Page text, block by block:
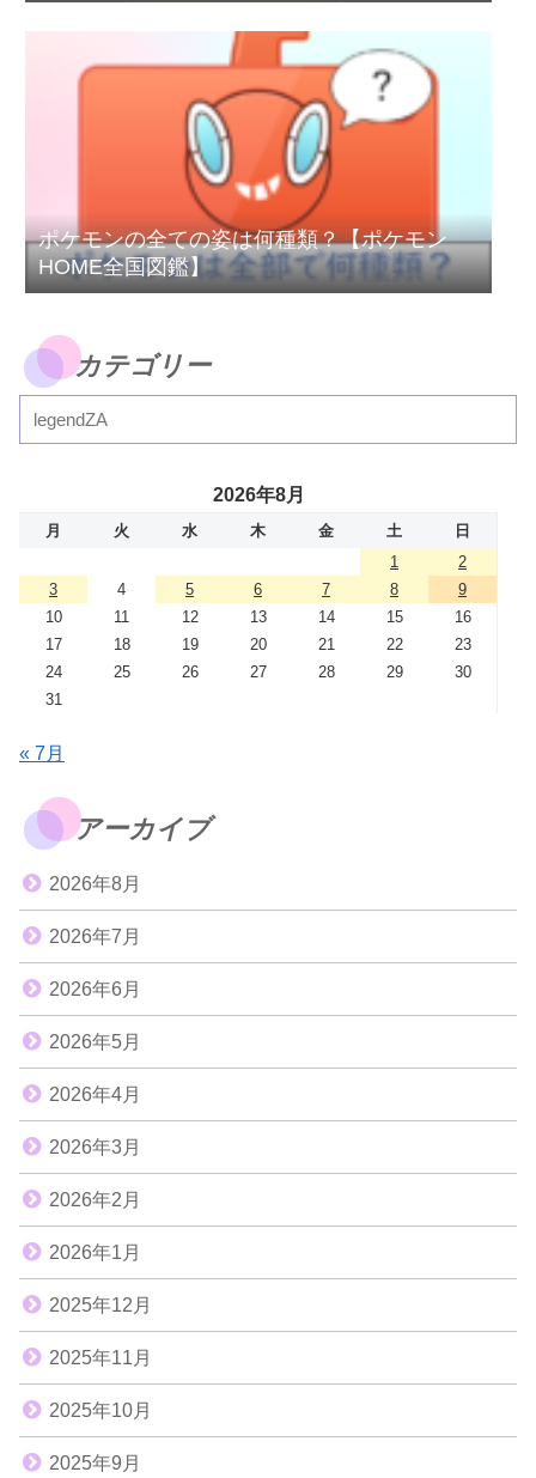
ポケモンの全ての姿は何種類？【ポケモン
HOME全国図鑑】
カテゴリー
2026年8月
月 火 水 木 金 土
日
1
2
3
4 5 6 7 8
9
10
11 12 13 14 15
16
17
18 19 20 21 22
23
24
25 26 27 28 29
30
31
« 7月
アーカイブ
2026年8月
2026年7月
2026年6月
2026年5月
2026年4月
2026年3月
2026年2月
2026年1月
2025年12月
2025年11月
2025年10月
2025年9月